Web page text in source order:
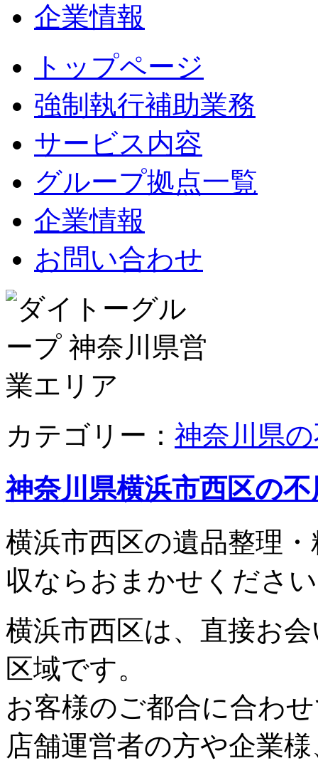
企業情報
トップページ
強制執行補助業務
サービス内容
グループ拠点一覧
企業情報
お問い合わせ
カテゴリー： 神奈川県
神奈川県横浜市西区の
横浜市西区の遺品整理
収ならおまかせくださ
横浜市西区は、直接お
区域です。
お客様のご都合に合わ
店舗運営者の方や企業